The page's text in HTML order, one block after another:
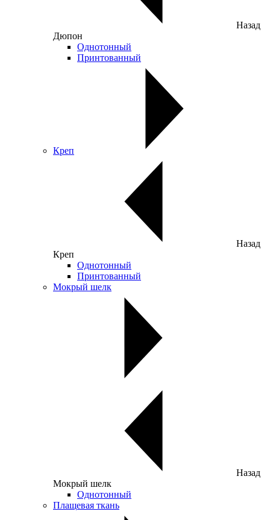
Назад
Дюпон
Однотонный
Принтованный
Креп
Назад
Креп
Однотонный
Принтованный
Мокрый шелк
Назад
Мокрый шелк
Однотонный
Плащевая ткань